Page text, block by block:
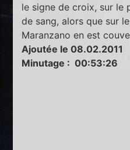
le signe de croix, sur le
de sang, alors que sur
Maranzano en est
Ajoutée le 08.02.2011
Minutage : 00:53:26